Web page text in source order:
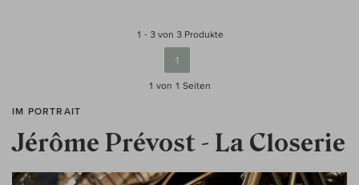
1 - 3 von 3 Produkte
1
1 von 1 Seiten
IM PORTRAIT
Jérôme Prévost - La Closerie